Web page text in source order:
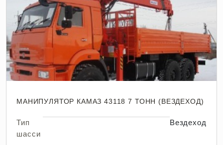
МАНИПУЛЯТОР КАМАЗ 43118 7 ТОНН (ВЕЗДЕХОД)
Тип
шасси
Вездеход